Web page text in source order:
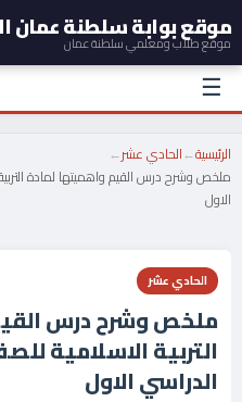
موقع بوابة سلطنة عمان
موقع طلاب ومعلمي سلطنة عمان
☰
الرئيسية←الحادي عشر←
ملخص وشرح درس القيم واهميتها لمادة
الاول
الحادي عشر
ملخص وشرح درس
التربية الاسلامية
الدراسي الاول